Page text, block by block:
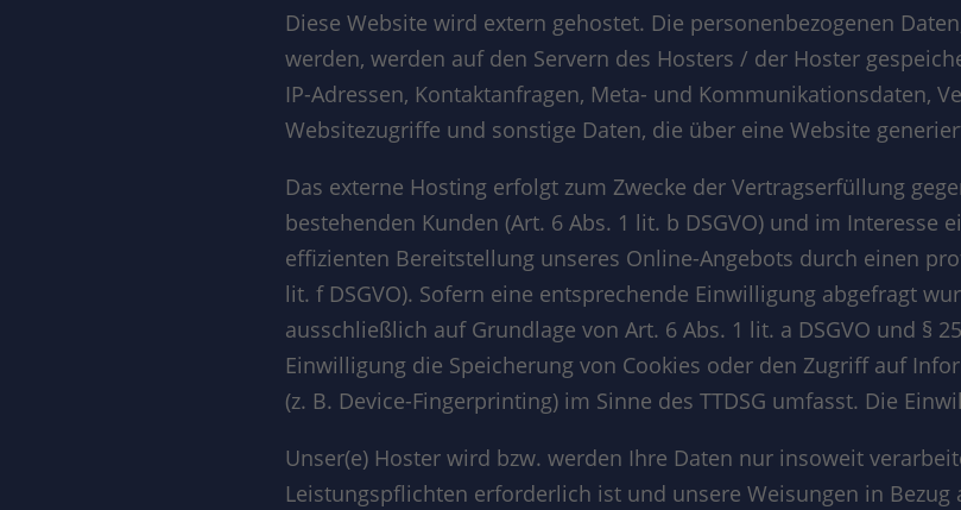
Diese Website wird extern gehostet. Die personenbezogenen
werden, werden auf den Servern des Hosters / der Hoster
IP-Adressen, Kontaktanfragen, Meta- und Kommunikationsdaten,
Websitezugriffe und sonstige Daten, die über eine Website
Das externe Hosting erfolgt zum Zwecke der Vertragserfüllung
bestehenden Kunden (Art. 6 Abs. 1 lit. b DSGVO) und im Interesse
effizienten Bereitstellung unseres Online-Angebots durch einen
lit. f DSGVO). Sofern eine entsprechende Einwilligung abgefragt
ausschließlich auf Grundlage von Art. 6 Abs. 1 lit. a DSGVO und §
Einwilligung die Speicherung von Cookies oder den Zugriff auf
(z. B. Device-Fingerprinting) im Sinne des TTDSG umfasst. Die
Unser(e) Hoster wird bzw. werden Ihre Daten nur insoweit
Leistungspflichten erforderlich ist und unsere Weisungen in Bezug